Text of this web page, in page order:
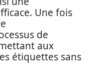
Une fois
de
aux
étiquettes sans